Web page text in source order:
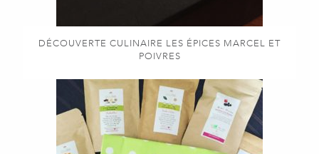
DÉCOUVERTE CULINAIRE LES ÉPICES MARCEL ET
POIVRES